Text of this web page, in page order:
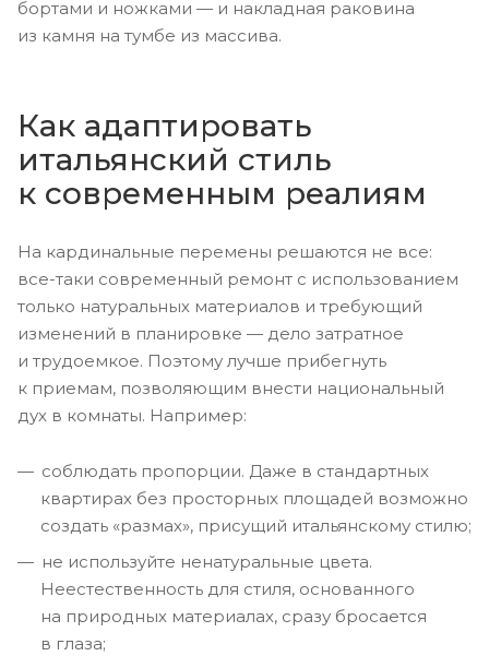
бортами и ножками — и накладная раковина
из камня на тумбе из массива.
Как адаптировать
итальянский стиль
к современным реалиям
На кардинальные перемены решаются не все:
все-таки современный ремонт с использованием
только натуральных материалов и требующий
изменений в планировке — дело затратное
и трудоемкое. Поэтому лучше прибегнуть
к приемам, позволяющим внести национальный
дух в комнаты. Например:
соблюдать пропорции. Даже в стандартных
квартирах без просторных площадей возможно
создать «размах», присущий итальянскому стилю;
не используйте ненатуральные цвета.
Неестественность для стиля, основанного
на природных материалах, сразу бросается
в глаза;